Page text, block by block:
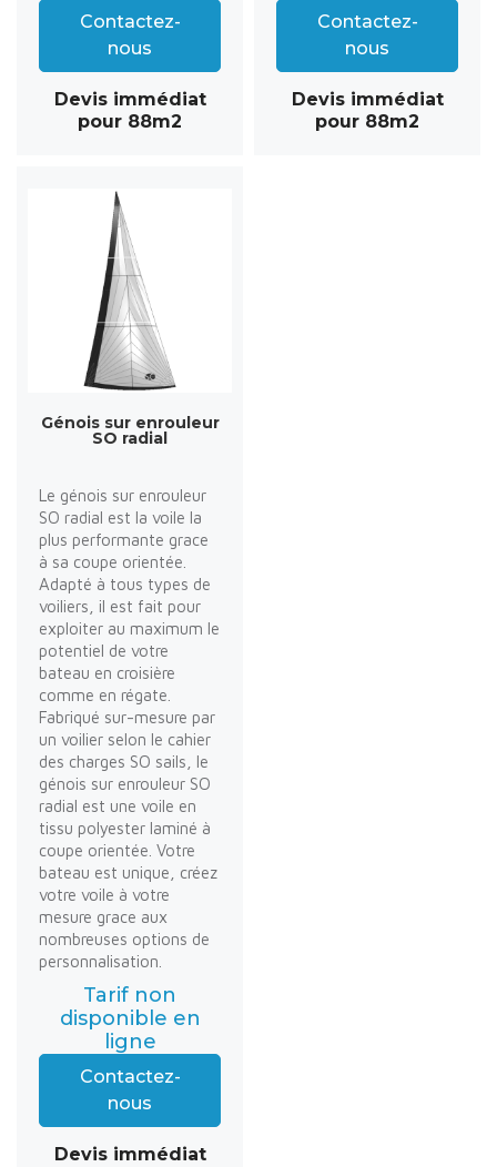
Contactez-
nous
Devis immédiat
pour 88m2
Contactez-
nous
Devis immédiat
pour 88m2
Génois sur enrouleur
SO radial
Le génois sur enrouleur
SO radial est la voile la
plus performante grace
à sa coupe orientée.
Adapté à tous types de
voiliers, il est fait pour
exploiter au maximum le
potentiel de votre
bateau en croisière
comme en régate.
Fabriqué sur-mesure par
un voilier selon le cahier
des charges SO sails, le
génois sur enrouleur SO
radial est une voile en
tissu polyester laminé à
coupe orientée. Votre
bateau est unique, créez
votre voile à votre
mesure grace aux
nombreuses options de
personnalisation.
Tarif non
disponible en
ligne
Contactez-
nous
Devis immédiat